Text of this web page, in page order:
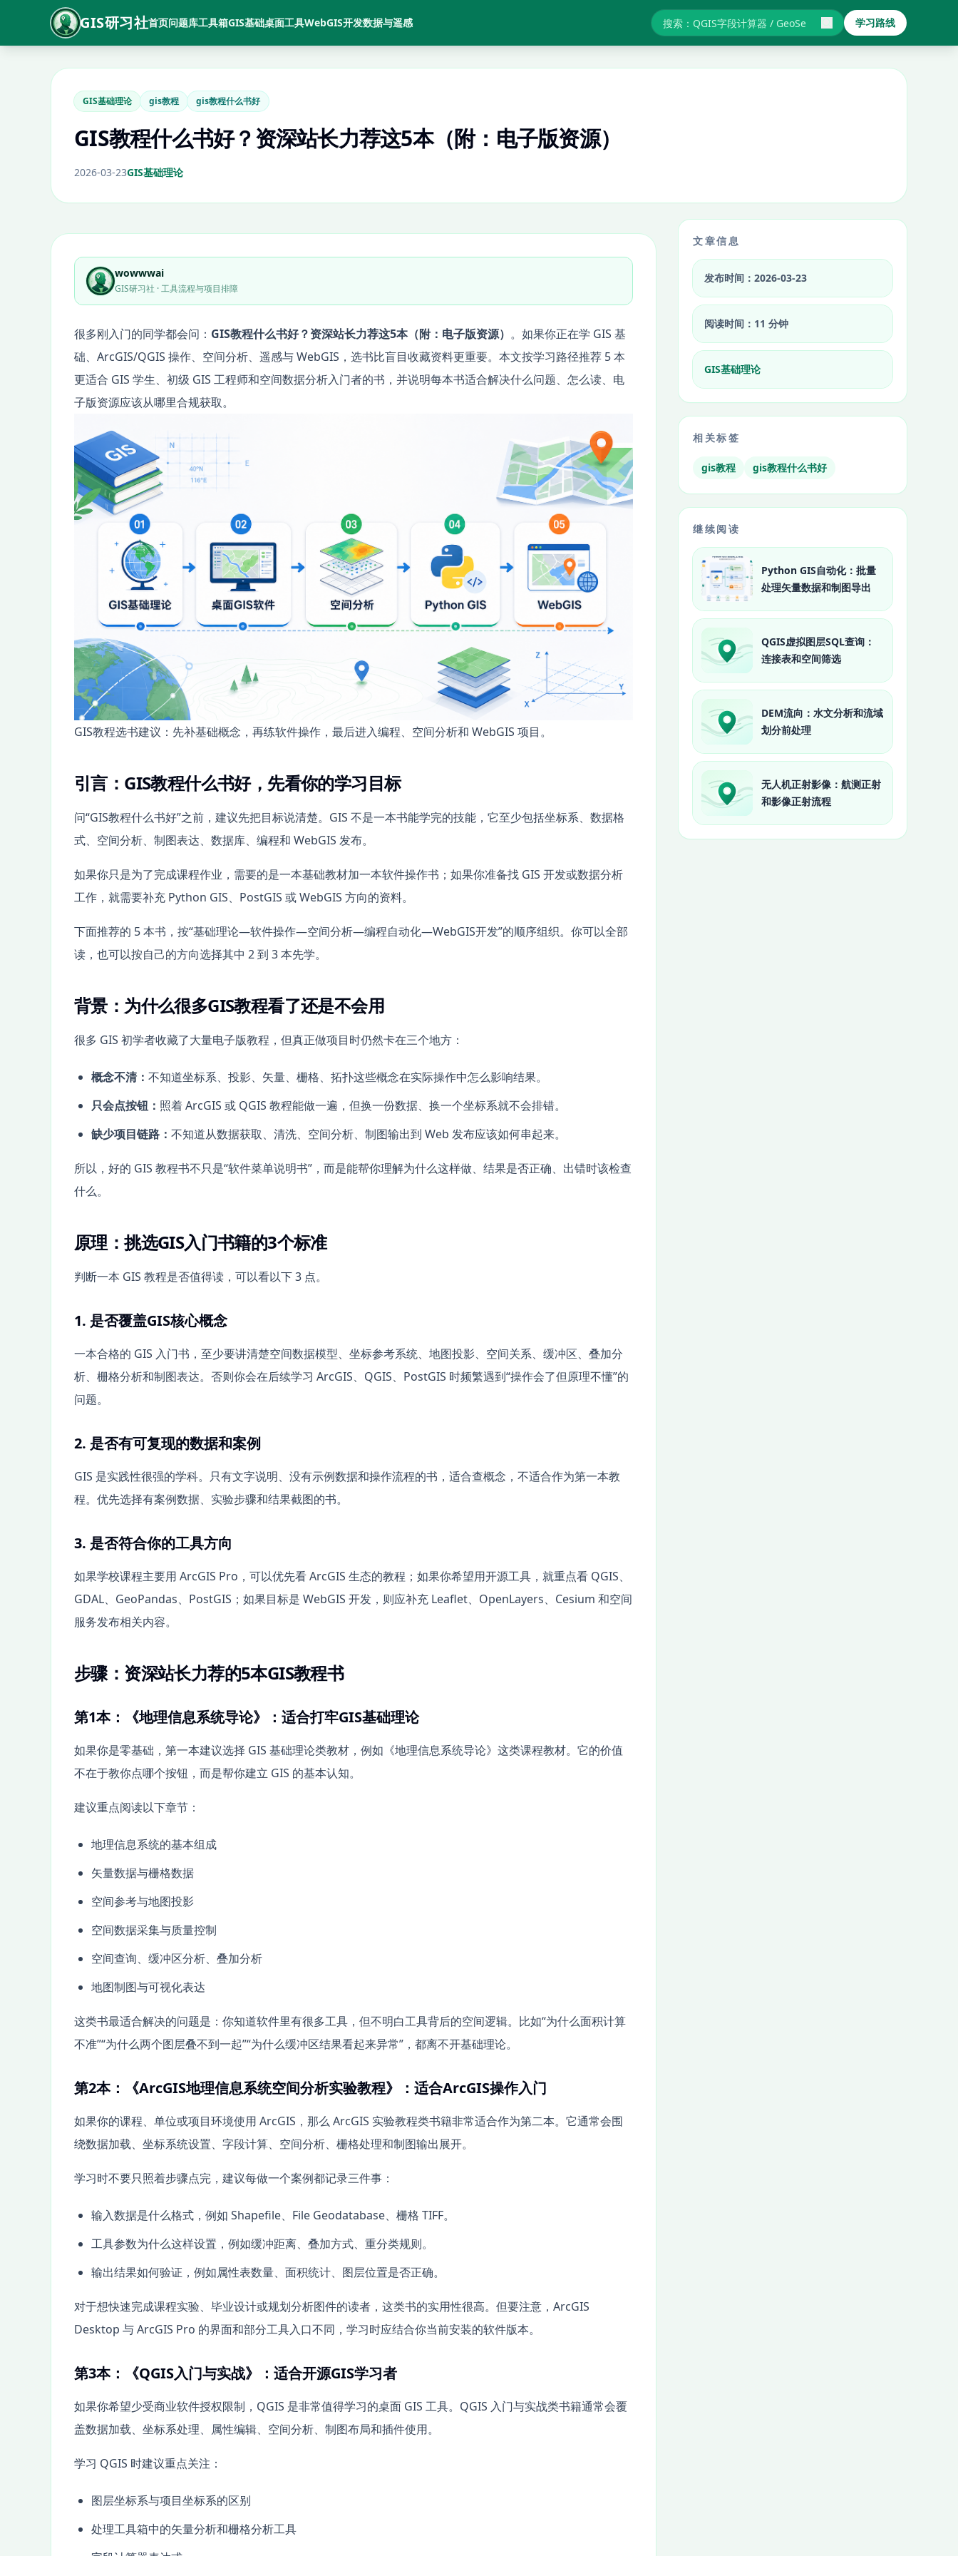
GIS研习社首页问题库工具箱GIS基础桌面工具WebGIS开发数据与遥感 搜索GIS教程与报错 学习路线
GIS基础理论 gis教程 gis教程什么书好
GIS教程什么书好？资深站长力荐这5本（附：电子版资源）
2026-03-23GIS基础理论
wowwwai
GIS研习社 · 工具流程与项目排障
很多刚入门的同学都会问： GIS教程什么书好？资深站长力荐这5本（附：电子版资源） 。如果你正在学 GIS 基
础、ArcGIS/QGIS 操作、空间分析、遥感与 WebGIS，选书比盲目收藏资料更重要。本文按学习路径推荐 5 本
更适合 GIS 学生、初级 GIS 工程师和空间数据分析入门者的书，并说明每本书适合解决什么问题、怎么读、电
子版资源应该从哪里合规获取。
GIS教程选书建议：先补基础概念，再练软件操作，最后进入编程、空间分析和 WebGIS 项目。
引言：GIS教程什么书好，先看你的学习目标
问“GIS教程什么书好”之前，建议先把目标说清楚。GIS 不是一本书能学完的技能，它至少包括坐标系、数据格
式、空间分析、制图表达、数据库、编程和 WebGIS 发布。
如果你只是为了完成课程作业，需要的是一本基础教材加一本软件操作书；如果你准备找 GIS 开发或数据分析
工作，就需要补充 Python GIS、PostGIS 或 WebGIS 方向的资料。
下面推荐的 5 本书，按“基础理论—软件操作—空间分析—编程自动化—WebGIS开发”的顺序组织。你可以全部
读，也可以按自己的方向选择其中 2 到 3 本先学。
背景：为什么很多GIS教程看了还是不会用
很多 GIS 初学者收藏了大量电子版教程，但真正做项目时仍然卡在三个地方：
概念不清： 不知道坐标系、投影、矢量、栅格、拓扑这些概念在实际操作中怎么影响结果。
只会点按钮： 照着 ArcGIS 或 QGIS 教程能做一遍，但换一份数据、换一个坐标系就不会排错。
缺少项目链路： 不知道从数据获取、清洗、空间分析、制图输出到 Web 发布应该如何串起来。
所以，好的 GIS 教程书不只是“软件菜单说明书”，而是能帮你理解为什么这样做、结果是否正确、出错时该检查
什么。
原理：挑选GIS入门书籍的3个标准
判断一本 GIS 教程是否值得读，可以看以下 3 点。
1. 是否覆盖GIS核心概念
一本合格的 GIS 入门书，至少要讲清楚空间数据模型、坐标参考系统、地图投影、空间关系、缓冲区、叠加分
析、栅格分析和制图表达。否则你会在后续学习 ArcGIS、QGIS、PostGIS 时频繁遇到“操作会了但原理不懂”的
问题。
2. 是否有可复现的数据和案例
GIS 是实践性很强的学科。只有文字说明、没有示例数据和操作流程的书，适合查概念，不适合作为第一本教
程。优先选择有案例数据、实验步骤和结果截图的书。
3. 是否符合你的工具方向
如果学校课程主要用 ArcGIS Pro，可以优先看 ArcGIS 生态的教程；如果你希望用开源工具，就重点看 QGIS、
GDAL、GeoPandas、PostGIS；如果目标是 WebGIS 开发，则应补充 Leaflet、OpenLayers、Cesium 和空间
服务发布相关内容。
步骤：资深站长力荐的5本GIS教程书
第1本：《地理信息系统导论》：适合打牢GIS基础理论
如果你是零基础，第一本建议选择 GIS 基础理论类教材，例如《地理信息系统导论》这类课程教材。它的价值
不在于教你点哪个按钮，而是帮你建立 GIS 的基本认知。
建议重点阅读以下章节：
地理信息系统的基本组成
矢量数据与栅格数据
空间参考与地图投影
空间数据采集与质量控制
空间查询、缓冲区分析、叠加分析
地图制图与可视化表达
这类书最适合解决的问题是：你知道软件里有很多工具，但不明白工具背后的空间逻辑。比如“为什么面积计算
不准”“为什么两个图层叠不到一起”“为什么缓冲区结果看起来异常”，都离不开基础理论。
第2本：《ArcGIS地理信息系统空间分析实验教程》：适合ArcGIS操作入门
如果你的课程、单位或项目环境使用 ArcGIS，那么 ArcGIS 实验教程类书籍非常适合作为第二本。它通常会围
绕数据加载、坐标系统设置、字段计算、空间分析、栅格处理和制图输出展开。
学习时不要只照着步骤点完，建议每做一个案例都记录三件事：
输入数据是什么格式，例如 Shapefile、File Geodatabase、栅格 TIFF。
工具参数为什么这样设置，例如缓冲距离、叠加方式、重分类规则。
输出结果如何验证，例如属性表数量、面积统计、图层位置是否正确。
对于想快速完成课程实验、毕业设计或规划分析图件的读者，这类书的实用性很高。但要注意，ArcGIS
Desktop 与 ArcGIS Pro 的界面和部分工具入口不同，学习时应结合你当前安装的软件版本。
第3本：《QGIS入门与实战》：适合开源GIS学习者
如果你希望少受商业软件授权限制，QGIS 是非常值得学习的桌面 GIS 工具。QGIS 入门与实战类书籍通常会覆
盖数据加载、坐标系处理、属性编辑、空间分析、制图布局和插件使用。
学习 QGIS 时建议重点关注：
图层坐标系与项目坐标系的区别
处理工具箱中的矢量分析和栅格分析工具
文章信息
发布时间：2026-03-23
阅读时间：11 分钟
GIS基础理论
相关标签
gis教程 gis教程什么书好
继续阅读
Python GIS自动化：批量
处理矢量数据和制图导出
QGIS虚拟图层SQL查询：
连接表和空间筛选
DEM流向：水文分析和流域
划分前处理
无人机正射影像：航测正射
和影像正射流程